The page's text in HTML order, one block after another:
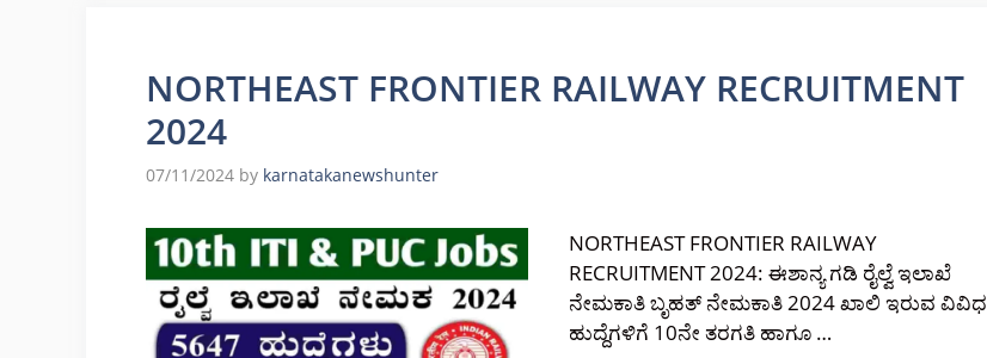
NORTHEAST FRONTIER RAILWAY RECRUITMENT
2024
07/11/2024 by karnatakanewshunter
NORTHEAST FRONTIER RAILWAY
RECRUITMENT 2024: ಈಶಾನ್ಯ ಗಡಿ ರೈಲ್ವೆ ಇಲಾಖೆ
ನೇಮಕಾತಿ ಬೃಹತ್ ನೇಮಕಾತಿ 2024 ಖಾಲಿ ಇರುವ ವಿವಿಧ
ಹುದ್ದೆಗಳಿಗೆ 10ನೇ ತರಗತಿ ಹಾಗೂ …